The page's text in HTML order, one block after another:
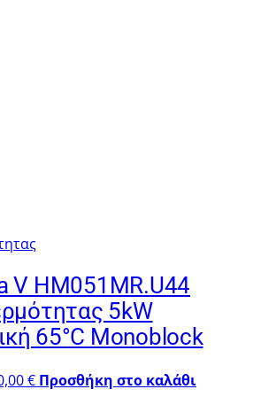
V HM051MR.U44
5kW
65°C Monoblock
€ΗΠροσθήκη στο καλάθι